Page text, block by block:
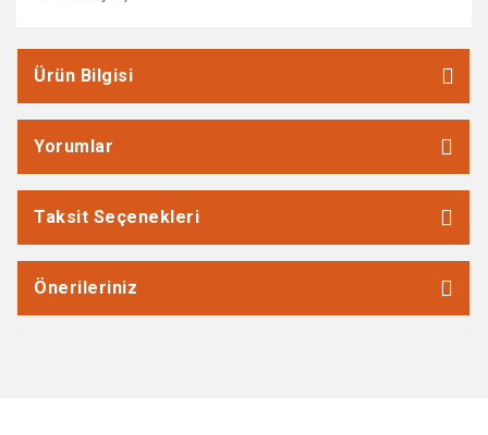
Ürün Bilgisi
Yorumlar
Taksit Seçenekleri
Önerileriniz